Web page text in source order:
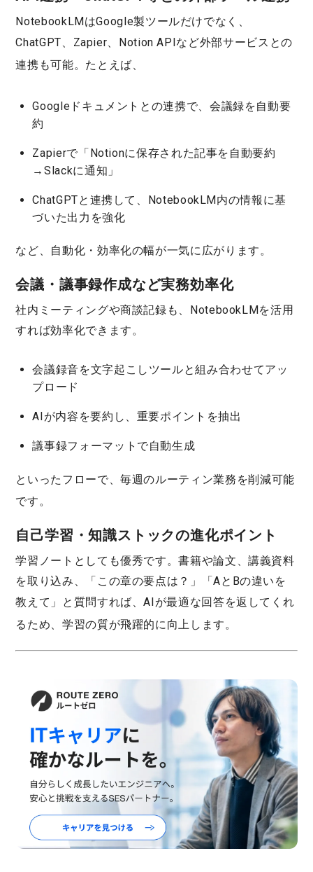
NotebookLMはGoogle製ツールだけでなく、
ChatGPT、Zapier、Notion APIなど外部サービスとの
連携 も可能。たとえば、
Googleドキュメントとの連携で、会議録を自動要
約
Zapierで「Notionに保存された記事を自動要約
→Slackに通知」
ChatGPTと連携して、NotebookLM内の情報に基
づいた出力を強化
など、自動化・効率化の幅が一気に広がります。
会議・議事録作成など実務効率化
社内ミーティングや商談記録も、NotebookLMを活用
すれば効率化できます。
会議録音を文字起こしツールと組み合わせてアッ
プロード
AIが内容を要約し、重要ポイントを抽出
議事録フォーマットで自動生成
といったフローで、毎週のルーティン業務を削減可能
です。
自己学習・知識ストックの進化ポイント
学習ノートとしても優秀です。書籍や論文、講義資料
を取り込み、「この章の要点は？」「AとBの違いを
教えて」と質問すれば、AIが最適な回答を返してくれ
る ため、学習の質が飛躍的に向上します。